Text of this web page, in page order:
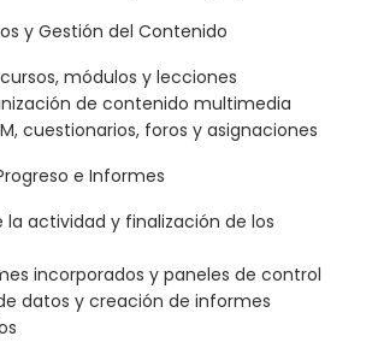
y Gestión del Contenido
módulos y lecciones
de contenido multimedia
cuestionarios, foros y asignaciones
e Informes
la actividad y finalización de los
incorporados y paneles de control
datos y creación de informes